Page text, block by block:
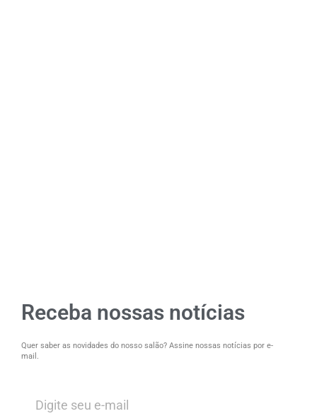
Receba nossas notícias
Quer saber as novidades do nosso salão? Assine nossas notícias por e-
mail.